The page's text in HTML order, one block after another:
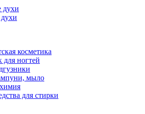
косметика
для ногтей
мыло
для стирки